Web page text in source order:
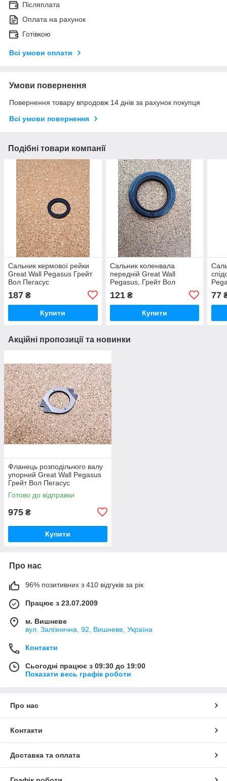
Післяплата
Оплата на рахунок
Готівкою
Всі умови оплати
Умови повернення
Повернення товару впродовж 14 днів за рахунок покупця
Всі умови повернення
Подібні товари компанії
Сальник кермової рейки
Great Wall Pegasus Грейт
Вол Пегасус
187 ₴
Купити
Сальник коленвала
передній Great Wall
Pegasus, Грейт Вол
121₴
Купити
77
Акційні пропозиції та новинки
Фланець розподільчого валу
упорний Great Wall Pegasus
Грейт Вол Пегасус
Готово до відправки
975 ₴
Купити
Про нас
96% позитивних з 410 відгуків за рік
Працює з 23.07.2009
м. Вишневе
вул. Залізнична, 92, Вишневе, Україна
Контакти
Сьогодні працює з 09:30 до 19:00
Показати весь графік роботи
Про нас
Контакти
Доставка та оплата